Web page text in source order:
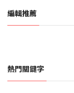
編輯推薦
熱門關鍵字